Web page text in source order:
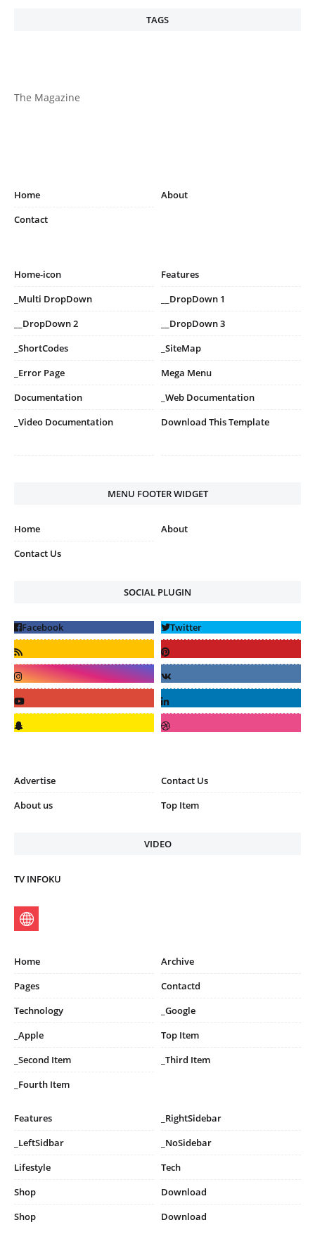
TAGS
The Magazine
Home
About
Contact
Home-icon
Features
_Multi DropDown
__DropDown 1
__DropDown 2
__DropDown 3
_ShortCodes
_SiteMap
_Error Page
Mega Menu
Documentation
_Web Documentation
_Video Documentation
Download This Template
MENU FOOTER WIDGET
Home
About
Contact Us
SOCIAL PLUGIN
Advertise
Contact Us
About us
Top Item
VIDEO
TV INFOKU
Home
Archive
Pages
Contactd
Technology
_Google
_Apple
Top Item
_Second Item
_Third Item
_Fourth Item
Features
_RightSidebar
_LeftSidbar
_NoSidebar
Lifestyle
Tech
Shop
Download
Shop
Download